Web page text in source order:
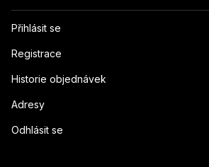
Přihlásit se
Registrace
Historie objednávek
Adresy
Odhlásit se